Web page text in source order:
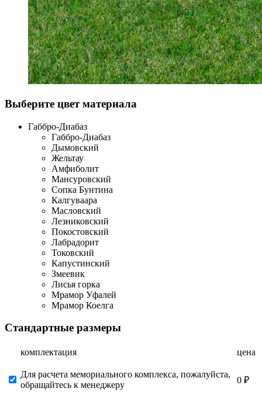
Выберите цвет материала
Габбро-Диабаз
Габбро-Диабаз
Дымовский
Жельтау
Амфиболит
Мансуровский
Сопка Бунтина
Калгуваара
Масловский
Лезниковский
Покостовский
Лабрадорит
Токовский
Капустинский
Змеевик
Лисья горка
Мрамор Уфалей
Мрамор Коелга
Стандартные размеры
комплектация цена
Для расчета мемориального комплекса, пожалуйста,
обращайтесь к менеджеру
0 ₽